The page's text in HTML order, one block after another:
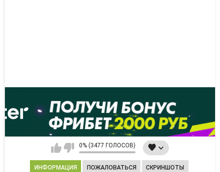
0% (3477 ГОЛОСОВ)
ИНФОРМАЦИЯ ПОЖАЛОВАТЬСЯ СКРИНШОТЫ